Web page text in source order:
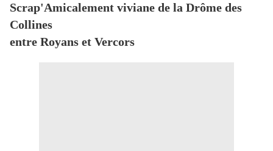
Scrap'Amicalement viviane de la Drôme des
Collines
entre Royans et Vercors